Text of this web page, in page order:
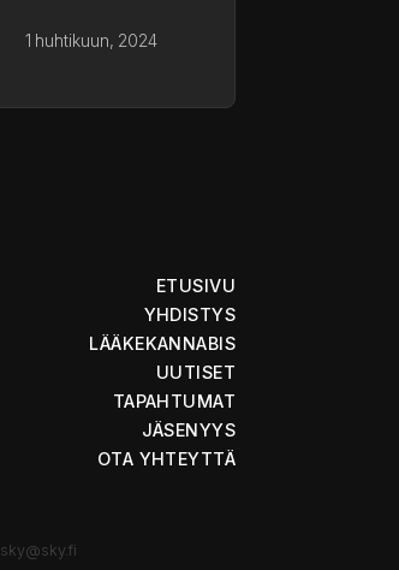
1 huhtikuun, 2024
ETUSIVU
YHDISTYS
LÄÄKEKANNABIS
UUTISET
TAPAHTUMAT
JÄSENYYS
OTA YHTEYTTÄ
sky@sky.fi